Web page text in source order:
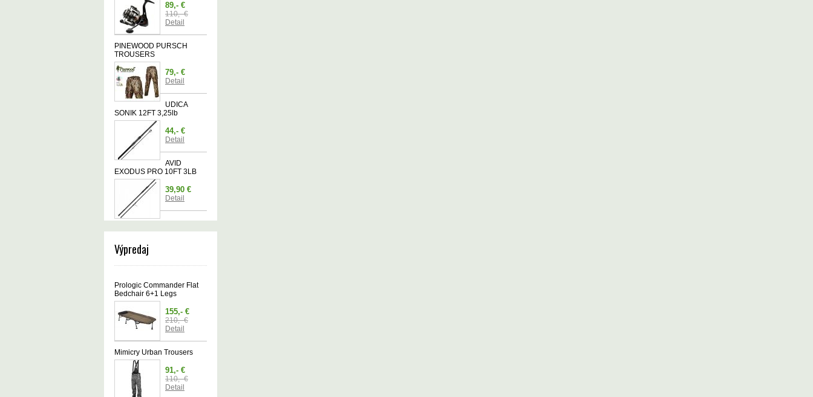
89,- €
110,- €
Detail
PINEWOOD PURSCH
TROUSERS
79,- €
Detail
UDICA
SONIK 12FT 3,25lb
44,- €
Detail
AVID
EXODUS PRO 10FT 3LB
39,90 €
Detail
Výpredaj
Prologic Commander Flat
Bedchair 6+1 Legs
155,- €
210,- €
Detail
Mimicry Urban Trousers
91,- €
110,- €
Detail